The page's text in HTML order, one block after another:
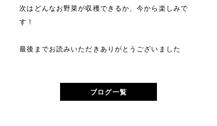
次はどんなお野菜が収穫できるか、今から楽しみで
す！
最後までお読みいただきありがとうございました
ブログ一覧